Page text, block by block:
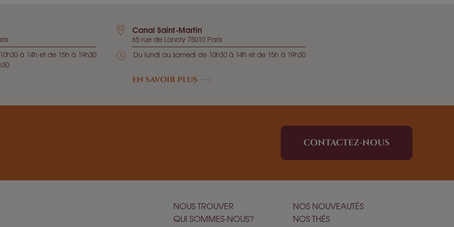
à 14h et de 15h à 19h30
Canal Saint-Martin
65 rue de Lancry 75010 Paris
Du lundi au samedi de 10h30 à 14h et de 15h à 19h30
EN SAVOIR PLUS
CONTACTEZ-NOUS
NOUS TROUVER
QUI SOMMES-NOUS?
NOS NOUVEAUTÉS
NOS THÉS